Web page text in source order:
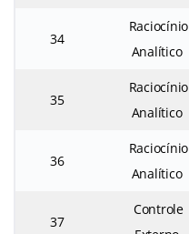
34
Raciocínio
Analítico
35
Raciocínio
Analítico
36
Raciocínio
Analítico
37
Controle